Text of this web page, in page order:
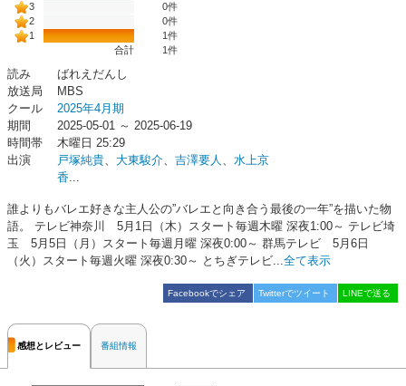
3
0件
2
0件
1
1件
合計
1件
読み
ばれえだんし
放送局
MBS
クール
2025年4月期
期間
2025-05-01 ～ 2025-06-19
時間帯
木曜日 25:29
出演
戸塚純貴、 大東駿介、 吉澤要人 、 水上京
香...
誰よりもバレエ好きな主人公の”バレエと向き合う最後の一年”を描いた物
語。 テレビ神奈川 5月1日（木）スタート毎週木曜 深夜1:00～ テレビ埼
玉 5月5日（月）スタート毎週月曜 深夜0:00～ 群馬テレビ 5月6日
（火）スタート毎週火曜 深夜0:30～ とちぎテレビ...全て表示
Facebookでシェア Twitterでツイート LINEで送る
感想とレビュー 番組情報